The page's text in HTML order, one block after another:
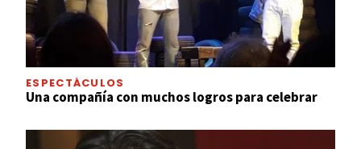
ESPECTÁCULOS
Una compañía con muchos logros para celebrar